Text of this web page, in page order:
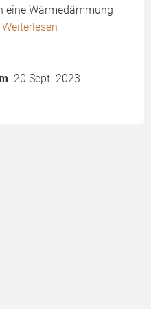
eine Wärmedämmung
Weiterlesen
20 Sept. 2023